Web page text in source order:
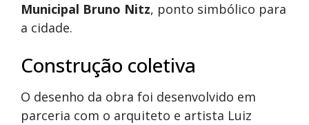
Municipal Bruno Nitz, ponto simbólico para
a cidade.
Construção coletiva
O desenho da obra foi desenvolvido em
parceria com o arquiteto e artista Luiz